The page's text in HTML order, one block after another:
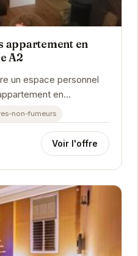
appartement en
A2
un espace personnel
en
elle bénéficie d'un...
non-fumeurs
Voir l'offre